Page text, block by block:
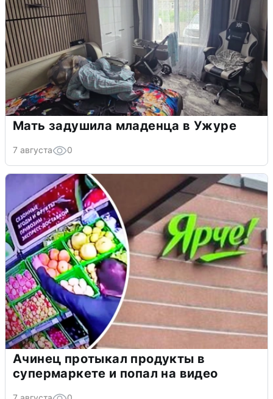
Мать задушила младенца в Ужуре
7 августа 0
Ачинец протыкал продукты в
супермаркете и попал на видео